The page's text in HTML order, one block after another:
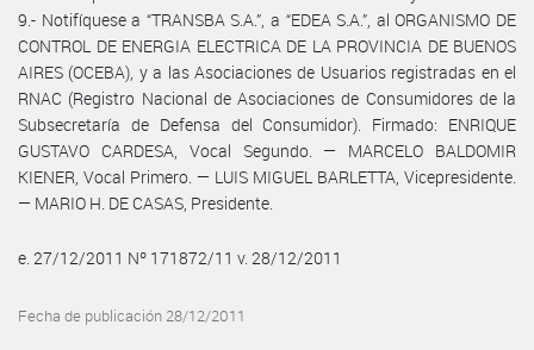
9.- Notifíquese a “TRANSBA S.A.”, a “EDEA S.A.”, al ORGANISMO DE
CONTROL DE ENERGIA ELECTRICA DE LA PROVINCIA DE BUENOS
AIRES (OCEBA), y a las Asociaciones de Usuarios registradas en el
RNAC (Registro Nacional de Asociaciones de Consumidores de la
Subsecretaría de Defensa del Consumidor). Firmado: ENRIQUE
GUSTAVO CARDESA, Vocal Segundo. — MARCELO BALDOMIR
KIENER, Vocal Primero. — LUIS MIGUEL BARLETTA, Vicepresidente.
— MARIO H. DE CASAS, Presidente.
e. 27/12/2011 Nº 171872/11 v. 28/12/2011
Fecha de publicación 28/12/2011